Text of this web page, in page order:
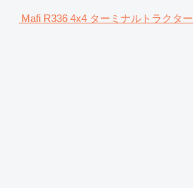
Mafi R336 4x4 ターミナルトラクター